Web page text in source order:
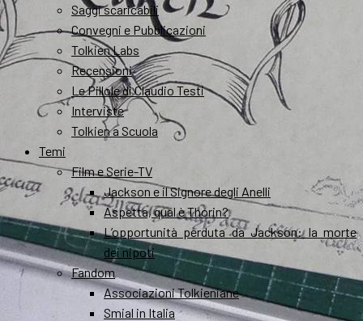
Saggi scaricabili
Convegni e Pubblicazioni
Tolkien Labs
Recensioni
Le Pillole di Claudio Testi
Interviste
Tolkien a Scuola
Temi
Film e Serie-TV
Jackson e il Signore degli Anelli
Aspetta, qual è Thorin?
L’opportunità perduta da Jackson: la morte
dei nipoti
Fandom
Associazioni Tolkieniane
Smial in Italia